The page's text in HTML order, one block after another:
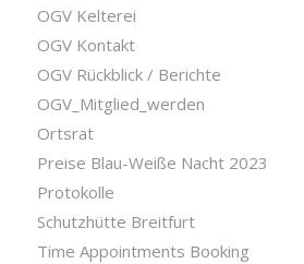
OGV Kelterei
OGV Kontakt
OGV Rückblick / Berichte
OGV_Mitglied_werden
Ortsrat
Preise Blau-Weiße Nacht 2023
Protokolle
Schutzhütte Breitfurt
Time Appointments Booking